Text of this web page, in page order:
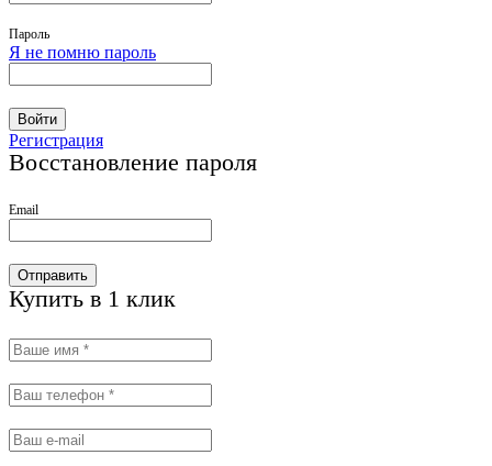
Пароль
Я не помню пароль
Войти
Регистрация
Восстановление пароля
Email
Отправить
Купить в 1 клик